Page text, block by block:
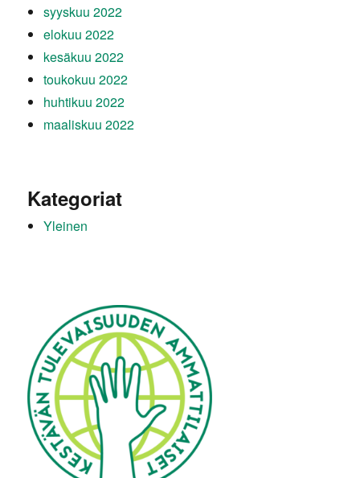
syyskuu 2022
elokuu 2022
kesäkuu 2022
toukokuu 2022
huhtikuu 2022
maaliskuu 2022
Kategoriat
Yleinen